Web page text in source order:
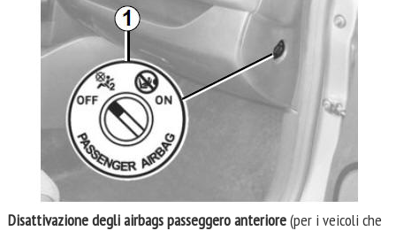
Disattivazione degli airbags passeggero anteriore(per i veicoli che